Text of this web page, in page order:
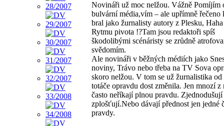
Novináři už moc nelžou. Vážně Pomíjím
bulvární média,vím – ale upřímně řečeno
bral jako žurnalisty autory z Plesku,
Rytmu pivota !?Tam jsou redaktoři spíš
škodolibými scénáristy se zrůdně
svědomím.
Ale novináři v běžných médiích jako
noviny, Trávo nebo třeba na TV Sova
skoro nelžou. V tom se už žurnalistika od
totáče opravdu dost změnila. Jen mnozí z
často neříkají plnou pravdu. Zjednodušují
zplošťují.Nebo dávají přednost jen jedné
pravdy.